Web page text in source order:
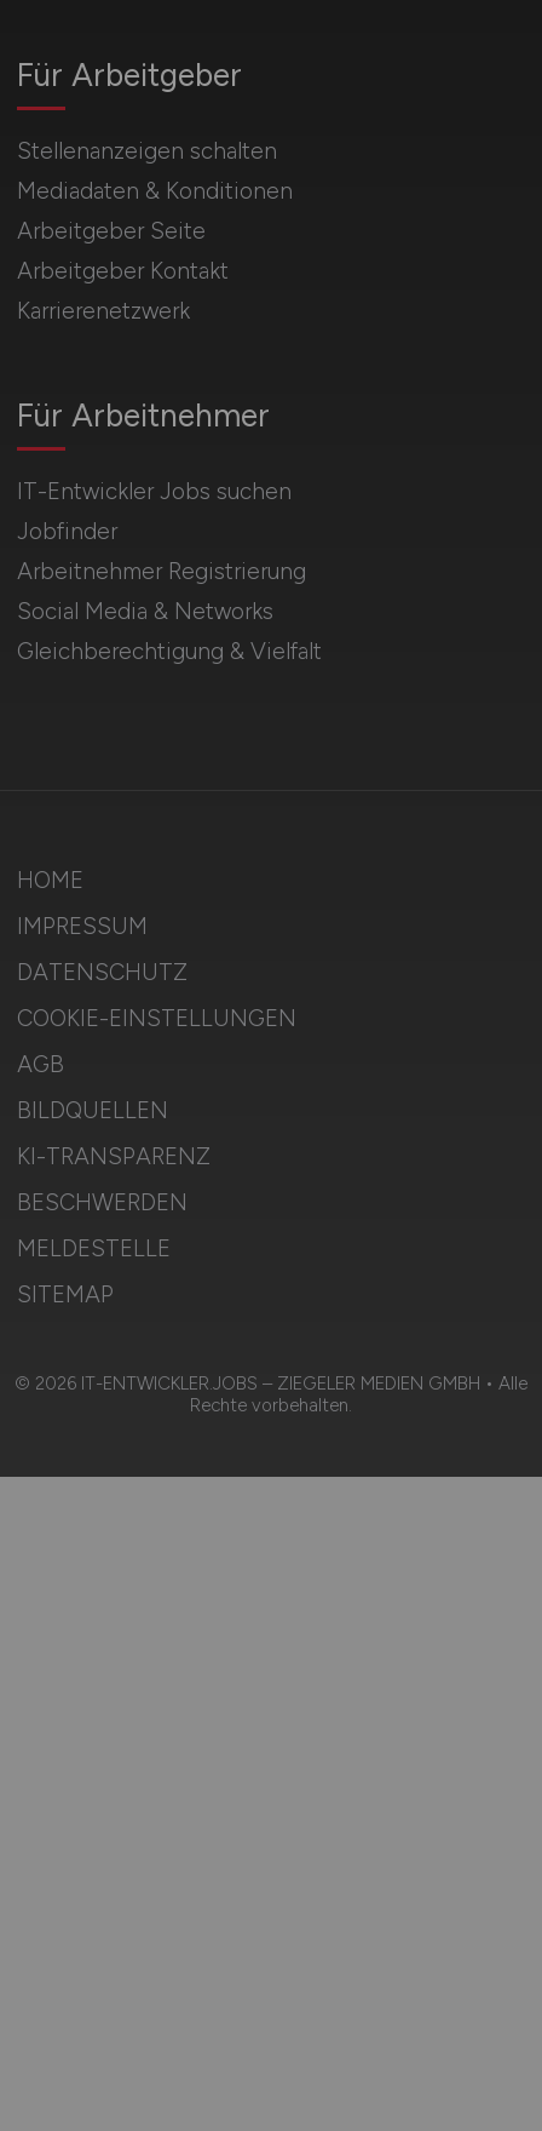
Für Arbeitnehmer
IT-Entwickler Jobs suchen
Jobfinder
Arbeitnehmer Registrierung
Social Media & Networks
Gleichberechtigung & Vielfalt
Für Arbeitgeber
Stellenanzeigen schalten
Mediadaten & Konditionen
Arbeitgeber Seite
Arbeitgeber Kontakt
Karrierenetzwerk
HOME
IMPRESSUM
DATENSCHUTZ
COOKIE-EINSTELLUNGEN
AGB
BILDQUELLEN
KI-TRANSPARENZ
BESCHWERDEN
MELDESTELLE
SITEMAP
© 2026 IT-ENTWICKLER.JOBS – ZIEGELER MEDIEN GMBH • Alle
Rechte vorbehalten.